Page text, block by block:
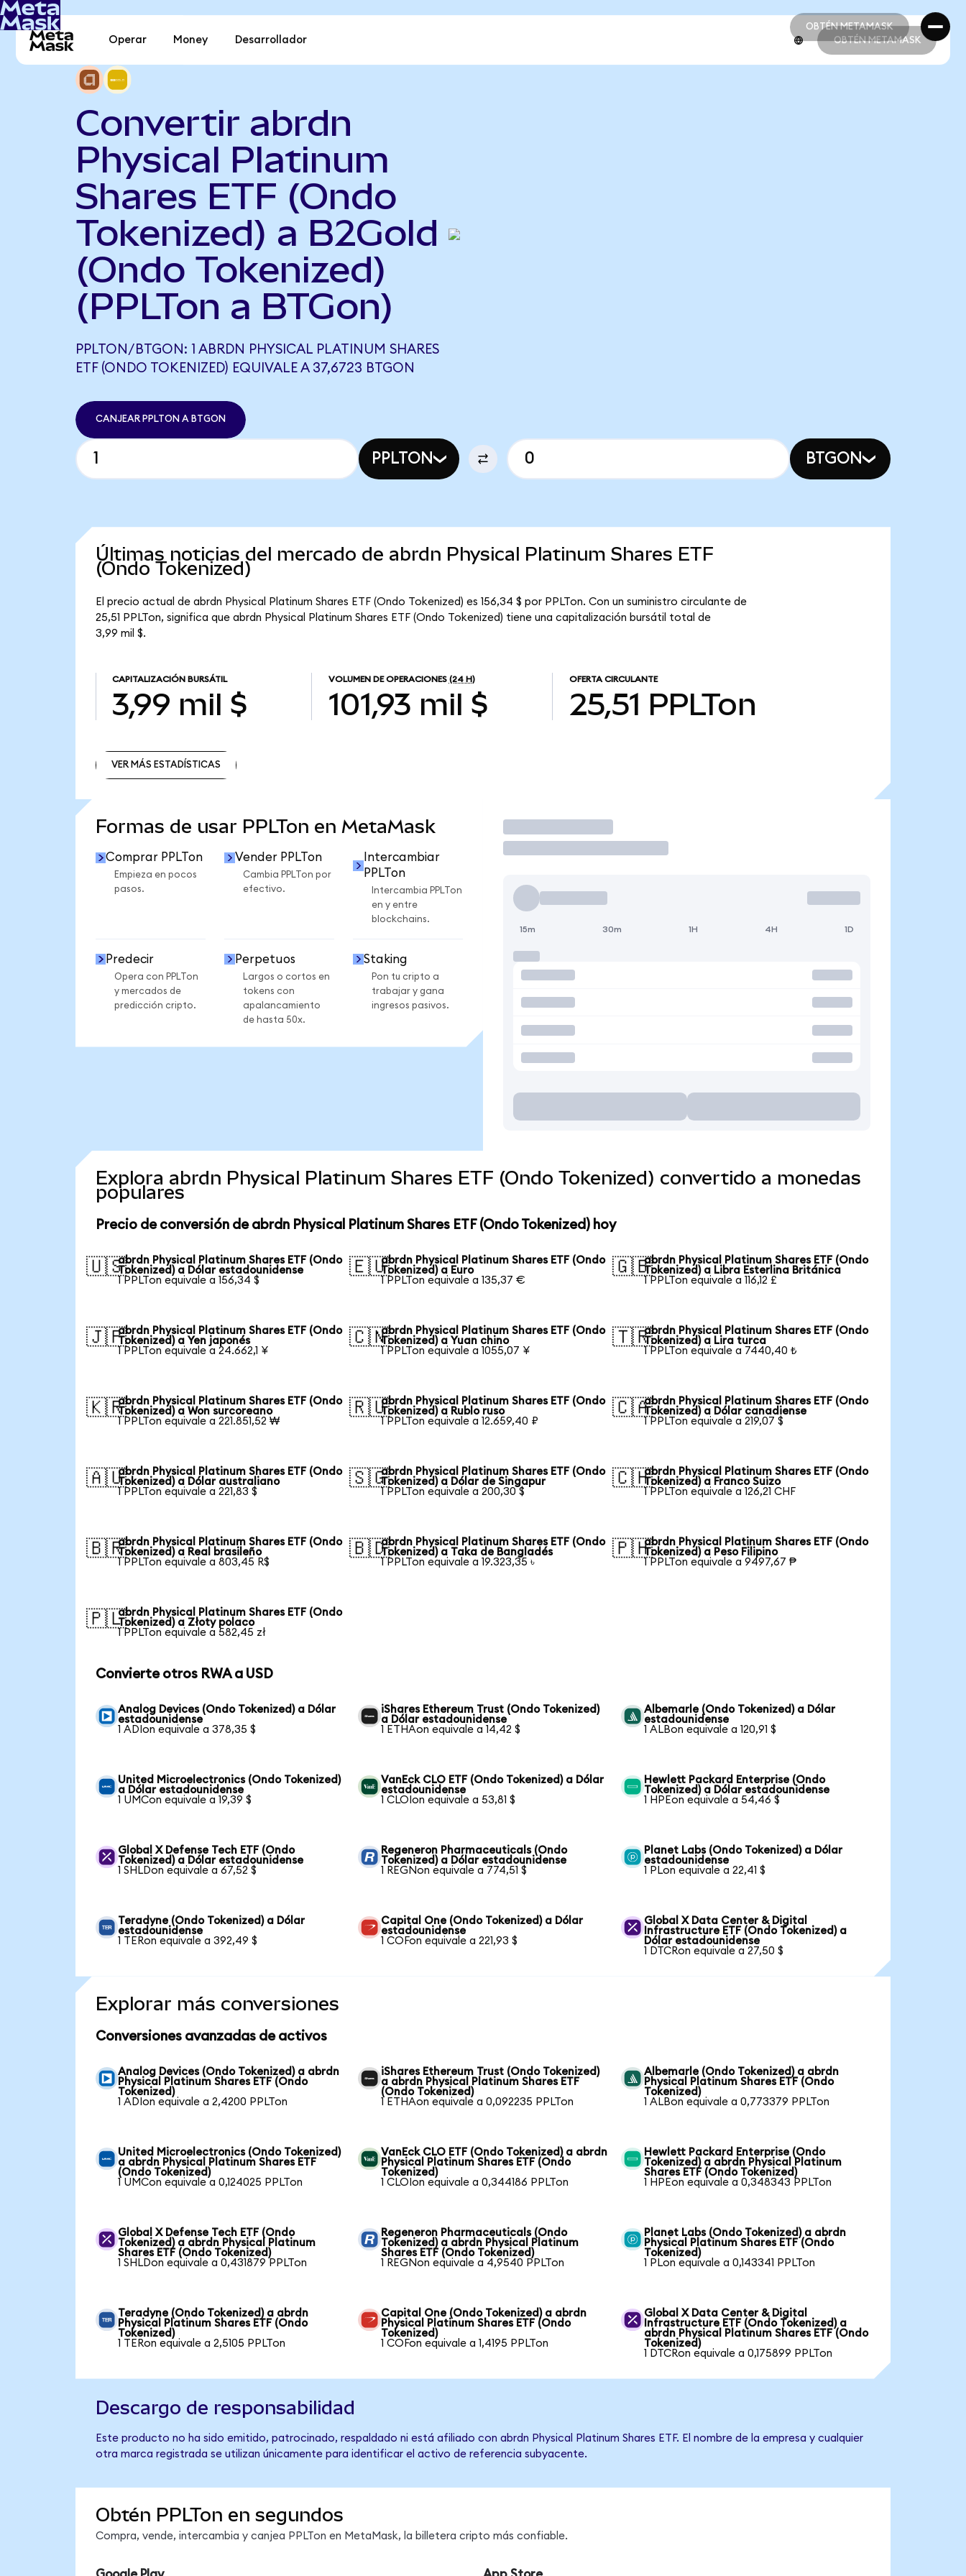
OBTÉN METAMASK
OBTÉN METAMASK
Operar Money Desarrollador OBTÉN METAMASK
Convertir abrdn
Physical Platinum
Shares ETF (Ondo
Tokenized) a B2Gold
(Ondo Tokenized)
(PPLTon a BTGon)
PPLTON/BTGON: 1 ABRDN PHYSICAL PLATINUM SHARES
ETF (ONDO TOKENIZED) EQUIVALE A 37,6723 BTGON
CANJEAR PPLTON A BTGON
PPLTON BTGON
Últimas noticias del mercado de abrdn Physical Platinum Shares ETF
(Ondo Tokenized)
El precio actual de abrdn Physical Platinum Shares ETF (Ondo Tokenized) es 156,34 $ por PPLTon. Con un suministro circulante de
25,51 PPLTon, significa que abrdn Physical Platinum Shares ETF (Ondo Tokenized) tiene una capitalización bursátil total de
3,99 mil $.
CAPITALIZACIÓN BURSÁTIL
3,99 mil $
VOLUMEN DE OPERACIONES (24 H)
101,93 mil $
OFERTA CIRCULANTE
25,51 PPLTon
VER MÁS ESTADÍSTICAS
Formas de usar PPLTon en MetaMask
Comprar PPLTon
Empieza en pocos
pasos.
Vender PPLTon
Cambia PPLTon por
efectivo.
Intercambiar
PPLTon
Intercambia PPLTon
en y entre
blockchains.
Predecir
Opera con PPLTon
y mercados de
predicción cripto.
Perpetuos
Largos o cortos en
tokens con
apalancamiento
de hasta 50x.
Staking
Pon tu cripto a
trabajar y gana
ingresos pasivos.
Operar
15m 30m 1H 4H 1D
Explora abrdn Physical Platinum Shares ETF (Ondo Tokenized) convertido a monedas
populares
Precio de conversión de abrdn Physical Platinum Shares ETF (Ondo Tokenized) hoy
🇺🇸abrdn Physical Platinum Shares ETF (Ondo
Tokenized) a Dólar estadounidense
1 PPLTon equivale a 156,34 $
🇪🇺abrdn Physical Platinum Shares ETF (Ondo
Tokenized) a Euro
1 PPLTon equivale a 135,37 €
🇬🇧abrdn Physical Platinum Shares ETF (Ondo
Tokenized) a Libra Esterlina Británica
1 PPLTon equivale a 116,12 £
🇯🇵abrdn Physical Platinum Shares ETF (Ondo
Tokenized) a Yen japonés
1 PPLTon equivale a 24.662,1 ¥
🇨🇳abrdn Physical Platinum Shares ETF (Ondo
Tokenized) a Yuan chino
1 PPLTon equivale a 1055,07 ¥
🇹🇷abrdn Physical Platinum Shares ETF (Ondo
Tokenized) a Lira turca
1 PPLTon equivale a 7440,40 ₺
🇰🇷abrdn Physical Platinum Shares ETF (Ondo
Tokenized) a Won surcoreano
1 PPLTon equivale a 221.851,52 ₩
🇷🇺abrdn Physical Platinum Shares ETF (Ondo
Tokenized) a Rublo ruso
1 PPLTon equivale a 12.659,40 ₽
🇨🇦abrdn Physical Platinum Shares ETF (Ondo
Tokenized) a Dólar canadiense
1 PPLTon equivale a 219,07 $
🇦🇺abrdn Physical Platinum Shares ETF (Ondo
Tokenized) a Dólar australiano
1 PPLTon equivale a 221,83 $
🇸🇬abrdn Physical Platinum Shares ETF (Ondo
Tokenized) a Dólar de Singapur
1 PPLTon equivale a 200,30 $
🇨🇭abrdn Physical Platinum Shares ETF (Ondo
Tokenized) a Franco Suizo
1 PPLTon equivale a 126,21 CHF
🇧🇷abrdn Physical Platinum Shares ETF (Ondo
Tokenized) a Real brasileño
1 PPLTon equivale a 803,45 R$
🇧🇩abrdn Physical Platinum Shares ETF (Ondo
Tokenized) a Taka de Bangladés
1 PPLTon equivale a 19.323,35 ৳
🇵🇭abrdn Physical Platinum Shares ETF (Ondo
Tokenized) a Peso Filipino
1 PPLTon equivale a 9497,67 ₱
🇵🇱abrdn Physical Platinum Shares ETF (Ondo
Tokenized) a Złoty polaco
1 PPLTon equivale a 582,45 zł
Convierte otros RWA a USD
Analog Devices (Ondo Tokenized) a Dólar
estadounidense
1 ADIon equivale a 378,35 $
iShares Ethereum Trust (Ondo Tokenized)
a Dólar estadounidense
1 ETHAon equivale a 14,42 $
Albemarle (Ondo Tokenized) a Dólar
estadounidense
1 ALBon equivale a 120,91 $
United Microelectronics (Ondo Tokenized)
a Dólar estadounidense
1 UMCon equivale a 19,39 $
VanEck CLO ETF (Ondo Tokenized) a Dólar
estadounidense
1 CLOIon equivale a 53,81 $
Hewlett Packard Enterprise (Ondo
Tokenized) a Dólar estadounidense
1 HPEon equivale a 54,46 $
Global X Defense Tech ETF (Ondo
Tokenized) a Dólar estadounidense
1 SHLDon equivale a 67,52 $
Regeneron Pharmaceuticals (Ondo
Tokenized) a Dólar estadounidense
1 REGNon equivale a 774,51 $
Planet Labs (Ondo Tokenized) a Dólar
estadounidense
1 PLon equivale a 22,41 $
Teradyne (Ondo Tokenized) a Dólar
estadounidense
1 TERon equivale a 392,49 $
Capital One (Ondo Tokenized) a Dólar
estadounidense
1 COFon equivale a 221,93 $
Global X Data Center & Digital
Infrastructure ETF (Ondo Tokenized) a
Dólar estadounidense
1 DTCRon equivale a 27,50 $
Explorar más conversiones
Conversiones avanzadas de activos
Analog Devices (Ondo Tokenized) a abrdn
Physical Platinum Shares ETF (Ondo
Tokenized)
1 ADIon equivale a 2,4200 PPLTon
iShares Ethereum Trust (Ondo Tokenized)
a abrdn Physical Platinum Shares ETF
(Ondo Tokenized)
1 ETHAon equivale a 0,092235 PPLTon
Albemarle (Ondo Tokenized) a abrdn
Physical Platinum Shares ETF (Ondo
Tokenized)
1 ALBon equivale a 0,773379 PPLTon
United Microelectronics (Ondo Tokenized)
a abrdn Physical Platinum Shares ETF
(Ondo Tokenized)
1 UMCon equivale a 0,124025 PPLTon
VanEck CLO ETF (Ondo Tokenized) a abrdn
Physical Platinum Shares ETF (Ondo
Tokenized)
1 CLOIon equivale a 0,344186 PPLTon
Hewlett Packard Enterprise (Ondo
Tokenized) a abrdn Physical Platinum
Shares ETF (Ondo Tokenized)
1 HPEon equivale a 0,348343 PPLTon
Global X Defense Tech ETF (Ondo
Tokenized) a abrdn Physical Platinum
Shares ETF (Ondo Tokenized)
1 SHLDon equivale a 0,431879 PPLTon
Regeneron Pharmaceuticals (Ondo
Tokenized) a abrdn Physical Platinum
Shares ETF (Ondo Tokenized)
1 REGNon equivale a 4,9540 PPLTon
Planet Labs (Ondo Tokenized) a abrdn
Physical Platinum Shares ETF (Ondo
Tokenized)
1 PLon equivale a 0,143341 PPLTon
Teradyne (Ondo Tokenized) a abrdn
Physical Platinum Shares ETF (Ondo
Tokenized)
1 TERon equivale a 2,5105 PPLTon
Capital One (Ondo Tokenized) a abrdn
Physical Platinum Shares ETF (Ondo
Tokenized)
1 COFon equivale a 1,4195 PPLTon
Global X Data Center & Digital
Infrastructure ETF (Ondo Tokenized) a
abrdn Physical Platinum Shares ETF (Ondo
Tokenized)
1 DTCRon equivale a 0,175899 PPLTon
Descargo de responsabilidad
Este producto no ha sido emitido, patrocinado, respaldado ni está afiliado con abrdn Physical Platinum Shares ETF. El nombre de la empresa y cualquier
otra marca registrada se utilizan únicamente para identificar el activo de referencia subyacente.
Obtén PPLTon en segundos
Compra, vende, intercambia y canjea PPLTon en MetaMask, la billetera cripto más confiable.